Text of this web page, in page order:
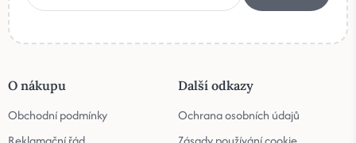
O nákupu
Obchodní podmínky
Další odkazy
Ochrana osobních údajů